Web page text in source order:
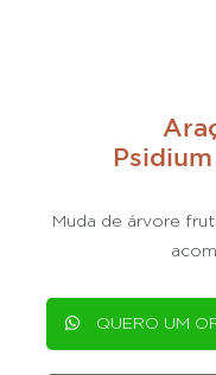
Muda de árvore
QUERO UM